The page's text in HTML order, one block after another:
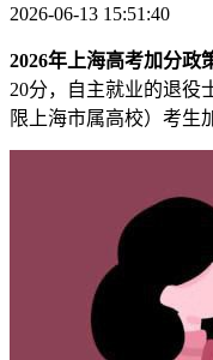
2026-06-13 15:51:40
2026年上海高考加分政
20分，自主就业的退役
限上海市属高校）考生